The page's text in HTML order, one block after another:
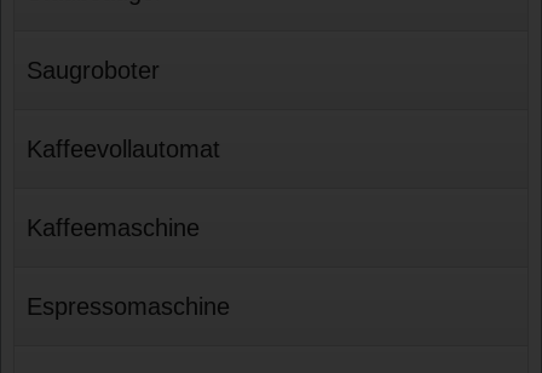
Saugroboter
Kaffeevollautomat
Kaffeemaschine
Espressomaschine